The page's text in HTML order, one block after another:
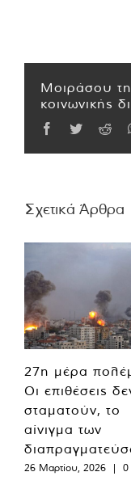
Μοιράσου
κοινωνικής
Facebook
Twitter
Σχετικά Άρθρα
27η μέρα
Οι επιθέσεις
σταματούν, το
αίνιγμα των
26 Μαρτίου, 2026 | 0